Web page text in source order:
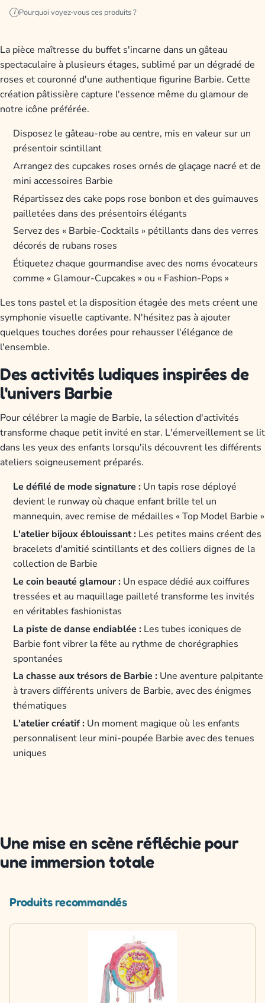
i Pourquoi voyez-vous ces produits ?
La pièce maîtresse du buffet s'incarne dans un gâteau
spectaculaire à plusieurs étages, sublimé par un dégradé de
roses et couronné d'une authentique figurine Barbie. Cette
création pâtissière capture l'essence même du glamour de
notre icône préférée.
Disposez le gâteau-robe au centre, mis en valeur sur un
présentoir scintillant
Arrangez des cupcakes roses ornés de glaçage nacré et de
mini accessoires Barbie
Répartissez des cake pops rose bonbon et des guimauves
pailletées dans des présentoirs élégants
Servez des « Barbie-Cocktails » pétillants dans des verres
décorés de rubans roses
Étiquetez chaque gourmandise avec des noms évocateurs
comme « Glamour-Cupcakes » ou « Fashion-Pops »
Les tons pastel et la disposition étagée des mets créent une
symphonie visuelle captivante. N'hésitez pas à ajouter
quelques touches dorées pour rehausser l'élégance de
l'ensemble.
Des activités ludiques inspirées de
l'univers Barbie
Pour célébrer la magie de Barbie, la sélection d'activités
transforme chaque petit invité en star. L'émerveillement se lit
dans les yeux des enfants lorsqu'ils découvrent les différents
ateliers soigneusement préparés.
Le défilé de mode signature : Un tapis rose déployé
devient le runway où chaque enfant brille tel un
mannequin, avec remise de médailles « Top Model Barbie »
L'atelier bijoux éblouissant : Les petites mains créent des
bracelets d'amitié scintillants et des colliers dignes de la
collection de Barbie
Le coin beauté glamour : Un espace dédié aux coiffures
tressées et au maquillage pailleté transforme les invités
en véritables fashionistas
La piste de danse endiablée : Les tubes iconiques de
Barbie font vibrer la fête au rythme de chorégraphies
spontanées
La chasse aux trésors de Barbie : Une aventure palpitante
à travers différents univers de Barbie, avec des énigmes
thématiques
L'atelier créatif : Un moment magique où les enfants
personnalisent leur mini-poupée Barbie avec des tenues
uniques
Une mise en scène réfléchie pour
une immersion totale
Produits recommandés